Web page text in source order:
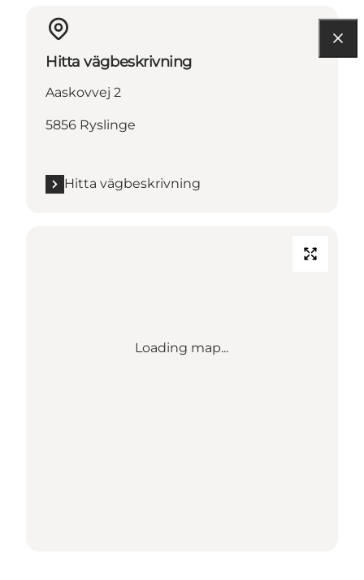
Hitta vägbeskrivning
Aaskovvej 2
5856 Ryslinge
Hitta vägbeskrivning
Loading map...